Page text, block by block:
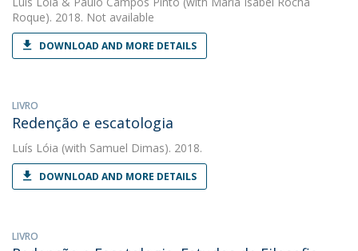
Roque). 2018. Not available
DOWNLOAD AND MORE DETAILS
LIVRO
Redenção e escatologia
Luís Lóia (with Samuel Dimas). 2018.
DOWNLOAD AND MORE DETAILS
LIVRO